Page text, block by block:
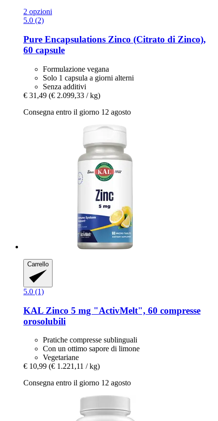
2 opzioni
5.0 (2)
Pure Encapsulations Zinco (Citrato di Zinco),
60 capsule
Formulazione vegana
Solo 1 capsula a giorni alterni
Senza additivi
€ 31,49 (€ 2.099,33 / kg)
Consegna entro il giorno 12 agosto
Carrello
5.0 (1)
KAL Zinco 5 mg "ActivMelt", 60 compresse
orosolubili
Pratiche compresse sublinguali
Con un ottimo sapore di limone
Vegetariane
€ 10,99 (€ 1.221,11 / kg)
Consegna entro il giorno 12 agosto